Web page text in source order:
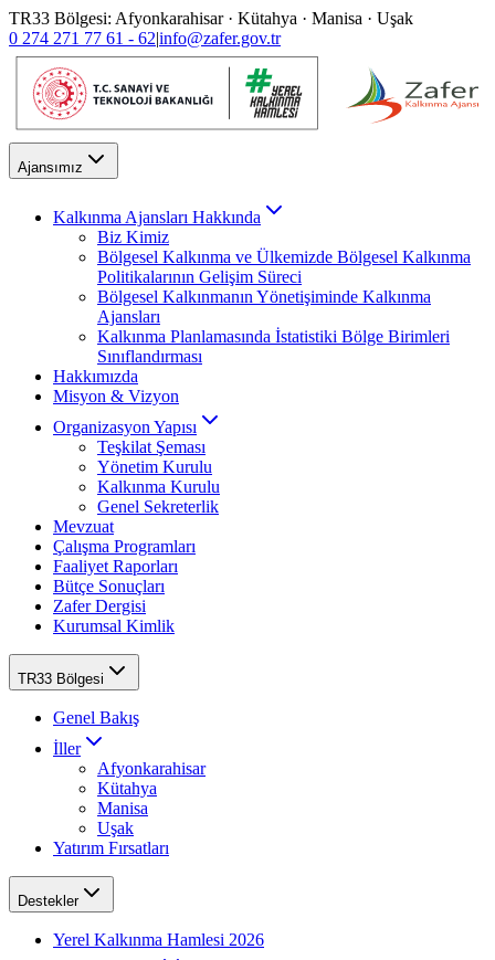
TR33 Bölgesi: Afyonkarahisar · Kütahya · Manisa · Uşak
0 274 271 77 61 - 62|info@zafer.gov.tr
Ajansımız
Kalkınma Ajansları Hakkında
Biz Kimiz
Bölgesel Kalkınma ve Ülkemizde Bölgesel Kalkınma
Politikalarının Gelişim Süreci
Bölgesel Kalkınmanın Yönetişiminde Kalkınma
Ajansları
Kalkınma Planlamasında İstatistiki Bölge Birimleri
Sınıflandırması
Hakkımızda
Misyon & Vizyon
Organizasyon Yapısı
Teşkilat Şeması
Yönetim Kurulu
Kalkınma Kurulu
Genel Sekreterlik
Mevzuat
Çalışma Programları
Faaliyet Raporları
Bütçe Sonuçları
Zafer Dergisi
Kurumsal Kimlik
TR33 Bölgesi
Genel Bakış
İller
Afyonkarahisar
Kütahya
Manisa
Uşak
Yatırım Fırsatları
Destekler
Yerel Kalkınma Hamlesi 2026